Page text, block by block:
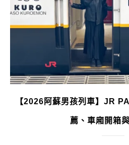
【2026阿蘇男孩列車】JR
薦、車廂開箱